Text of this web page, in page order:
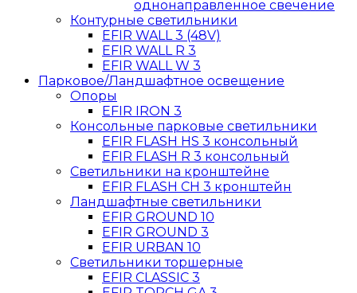
однонаправленное свечение
Контурные светильники
EFIR WALL 3 (48V)
EFIR WALL R 3
EFIR WALL W 3
Парковое/Ландшафтное освещение
Опоры
EFIR IRON 3
Консольные парковые светильники
EFIR FLASH HS 3 консольный
EFIR FLASH R 3 консольный
Светильники на кронштейне
EFIR FLASH CН 3 кронштейн
Ландшафтные светильники
EFIR GROUND 10
EFIR GROUND 3
EFIR URBAN 10
Светильники торшерные
EFIR CLASSIC 3